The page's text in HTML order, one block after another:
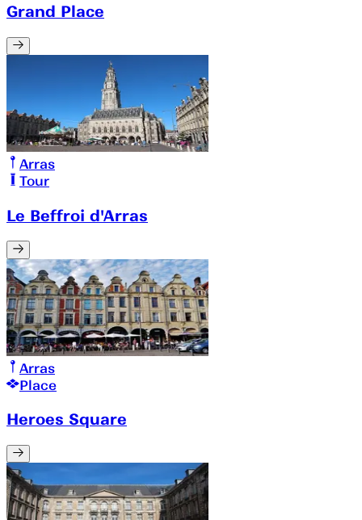
Grand Place
Arras
Tour
Le Beffroi d'Arras
Arras
Place
Heroes Square